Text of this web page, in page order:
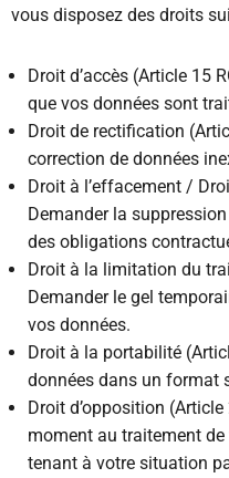
vous disposez des droits
Droit d’accès (Article 15
que vos données sont
Droit de rectification
correction de données
Droit à l’effacement /
Demander la
des obligations
Droit à la limitation du
Demander le gel
vos données.
Droit à la portabilité
données dans un format
Droit d’opposition
moment au traitement
tenant à votre situation